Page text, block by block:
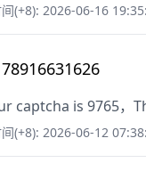
(+8): 2026-06-16
captcha is 9765
(+8): 2026-06-12